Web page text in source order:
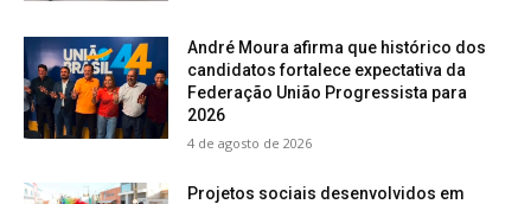
André Moura afirma que histórico dos
candidatos fortalece expectativa da
Federação União Progressista para
2026
4 de agosto de 2026
Projetos sociais desenvolvidos em